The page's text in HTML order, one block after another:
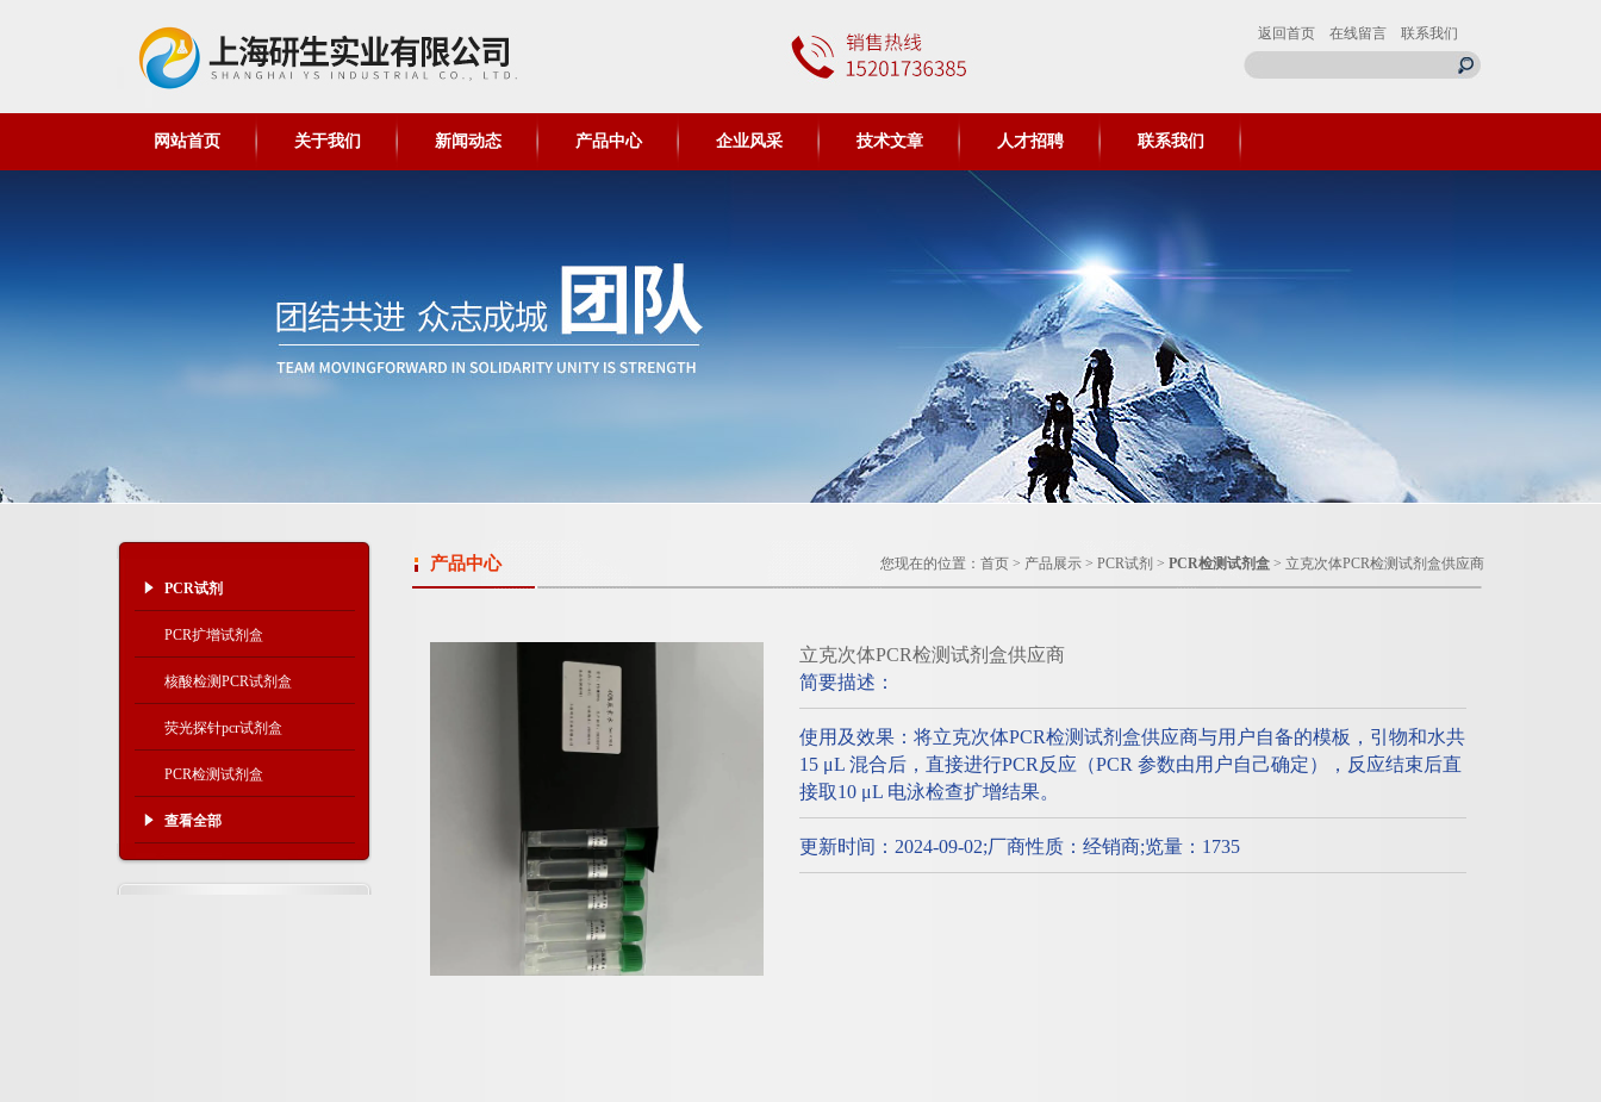
返回首页 在线留言 联系我们
网站首页 关于我们 新闻动态 产品中心 企业风采 技术文章 人才招聘 联系我们
PCR试剂
PCR扩增试剂盒
核酸检测PCR试剂盒
荧光探针pcr试剂盒
PCR检测试剂盒
查看全部
产品中心 您现在的位置： 首页 > 产品展示 > PCR试剂 > PCR检测试剂盒 > 立克次体PCR检测试剂盒供应商
立克次体PCR检测试剂盒供应商
简要描述：
使用及效果：将立克次体PCR检测试剂盒供应商与用户自备的模板，引物和水共
15 μL 混合后，直接进行PCR反应（PCR 参数由用户自己确定），反应结束后直
接取10 μL 电泳检查扩增结果。
更新时间：2024-09-02;厂商性质：经销商;览量：1735